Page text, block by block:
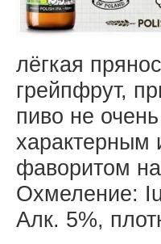
лёгкая
грейпфрут,
пиво не
характерным
фаворитом
Охмеление:
Алк. 5%,